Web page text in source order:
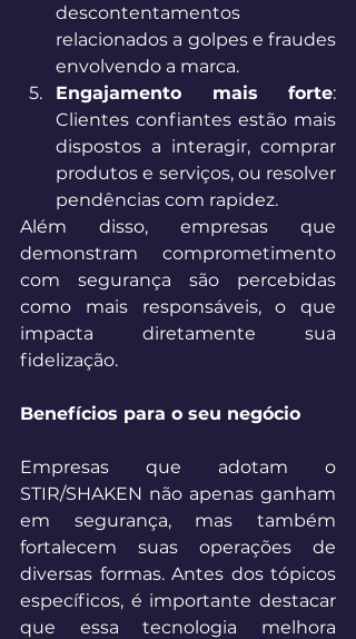
descontentamentos
relacionados a golpes e fraudes
envolvendo a marca.
Engajamento mais forte:
Clientes confiantes estão mais
dispostos a interagir, comprar
produtos e serviços, ou resolver
pendências com rapidez.
Além disso, empresas que
demonstram comprometimento
com segurança são percebidas
como mais responsáveis, o que
impacta diretamente sua
fidelização.
Benefícios para o seu negócio
Empresas que adotam o
STIR/SHAKEN não apenas ganham
em segurança, mas também
fortalecem suas operações de
diversas formas. Antes dos tópicos
específicos, é importante destacar
que essa tecnologia melhora